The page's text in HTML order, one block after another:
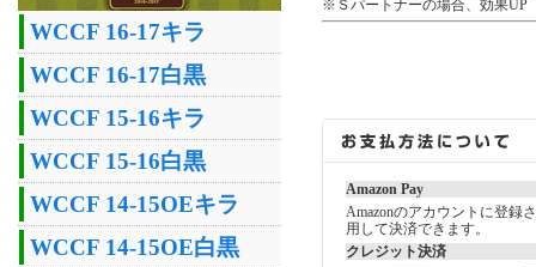
WCCF 16-17キラ
WCCF 16-17白黒
WCCF 15-16キラ
WCCF 15-16白黒
WCCF 14-15OEキラ
WCCF 14-15OE白黒
※Ｓパートナーの場合、効果UP
Amazon Pay
Amazonのアカウントに登録
用して決済できます。
クレジット決済